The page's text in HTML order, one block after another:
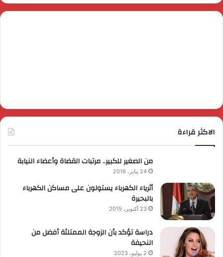
الاكثر قراءة
من الصغير للكبير.. مرتبات القضاة وأعضاء النيابة
24 يناير، 2016
أثرياء الكهرباء يستولون على مساكن الكهرباء
بالبحيرة
23 أكتوبر، 2015
دراسة تؤكد بأن الزوجة الممتلئة أفضل من
النحيفة
2 يوليو، 2023